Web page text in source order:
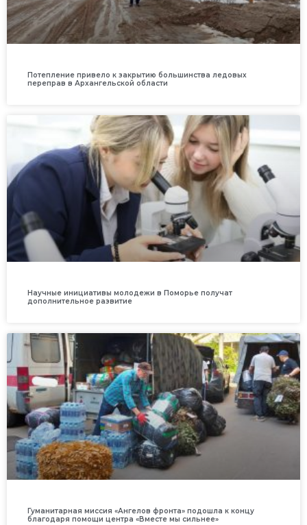
Потепление привело к закрытию большинства ледовых
переправ в Архангельской области
Научные инициативы молодежи в Поморье получат
дополнительное развитие
Гуманитарная миссия «Ангелов фронта» подошла к концу
благодаря помощи центра «Вместе мы сильнее»